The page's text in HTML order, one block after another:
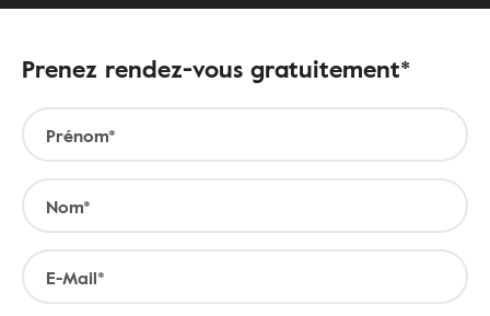
Prenez rendez-vous gratuitement*
Prénom*
Nom*
E-Mail*